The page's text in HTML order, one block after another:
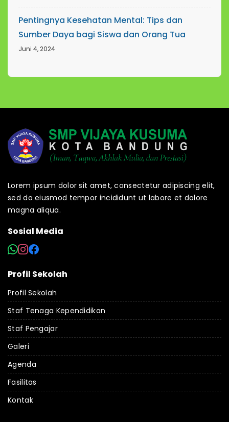
Pentingnya Kesehatan Mental: Tips dan
Sumber Daya bagi Siswa dan Orang Tua
Juni 4, 2024
Lorem ipsum dolor sit amet, consectetur adipiscing elit,
sed do eiusmod tempor incididunt ut labore et dolore
magna aliqua.
Sosial Media
Profil Sekolah
Profil Sekolah
Staf Tenaga Kependidikan
Staf Pengajar
Galeri
Agenda
Fasilitas
Kontak